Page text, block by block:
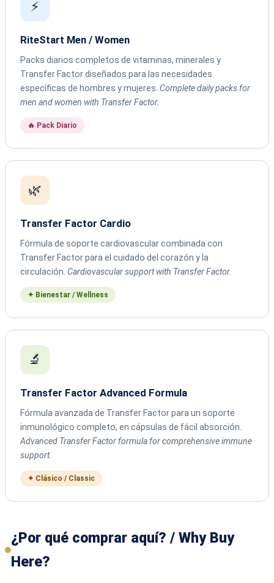
⚡
RiteStart Men / Women
Packs diarios completos de vitaminas, minerales y
Transfer Factor diseñados para las necesidades
específicas de hombres y mujeres. Complete daily packs for
men and women with Transfer Factor.
🔥 Pack Diario
🌿
Transfer Factor Cardio
Fórmula de soporte cardiovascular combinada con
Transfer Factor para el cuidado del corazón y la
circulación. Cardiovascular support with Transfer Factor.
✦ Bienestar / Wellness
🔬
Transfer Factor Advanced Formula
Fórmula avanzada de Transfer Factor para un soporte
inmunológico completo, en cápsulas de fácil absorción.
Advanced Transfer Factor formula for comprehensive immune
support.
✦ Clásico / Classic
¿Por qué comprar aquí? / Why Buy
Here?